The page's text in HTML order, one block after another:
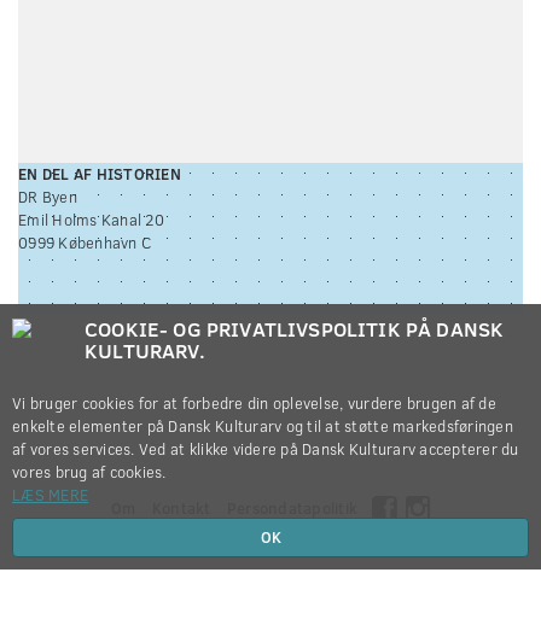
EN DEL AF HISTORIEN
DR Byen
Emil Holms Kanal 20
0999 København C
Copyright © 2012-2026
COOKIE- OG PRIVATLIVSPOLITIK PÅ DANSK
KULTURARV.
Vi bruger cookies for at forbedre din oplevelse, vurdere brugen af de
enkelte elementer på Dansk Kulturarv og til at støtte markedsføringen
af vores services. Ved at klikke videre på Dansk Kulturarv accepterer du
vores brug af cookies.
LÆS MERE
OK